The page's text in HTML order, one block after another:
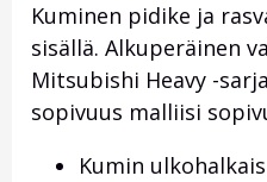
Kuminen pidike ja
sisällä. Alkuperäinen
Mitsubishi Heavy -
sopivuus malliisi
Kumin